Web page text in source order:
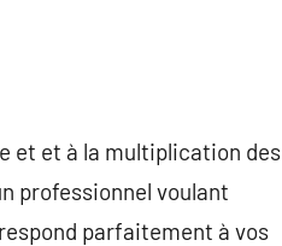
et et à la multiplication des
professionnel voulant
parfaitement à vos